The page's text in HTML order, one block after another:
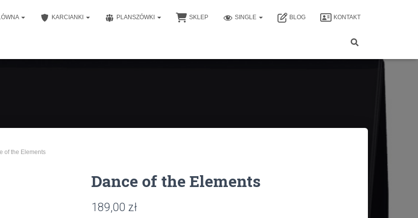
KARCIANKI PLANSZÓWKI SKLEP SINGLE BLOG KONTAKT
of the Elements
Dance of the Elements
189,00 zł